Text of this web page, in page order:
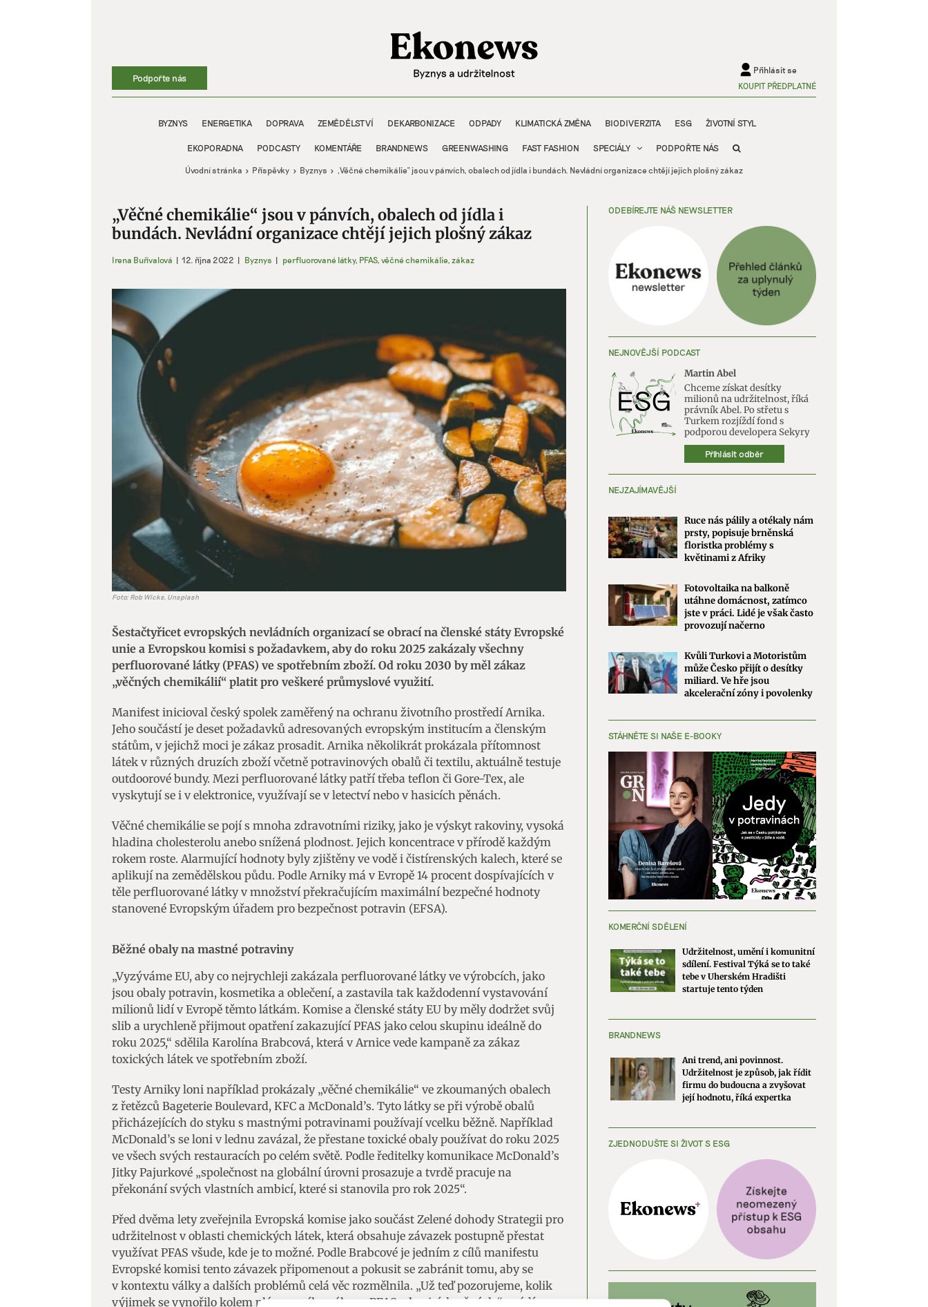
Podpořte nás
Přihlásit se
KOUPIT PŘEDPLATNÉ
BYZNYS ENERGETIKA DOPRAVA ZEMĚDĚLSTVÍ DEKARBONIZACE ODPADY KLIMATICKÁ ZMĚNA BIODIVERZITA ESG ŽIVOTNÍ STYL
EKOPORADNA PODCASTY KOMENTÁŘE BRANDNEWS GREENWASHING FAST FASHION SPECIÁLY PODPOŘTE NÁS
Úvodní stránka Příspěvky Byznys „Věčné chemikálie“ jsou v pánvích, obalech od jídla i bundách. Nevládní organizace chtějí jejich plošný zákaz
„Věčné chemikálie“ jsou v pánvích, obalech od jídla i
bundách. Nevládní organizace chtějí jejich plošný zákaz
Irena Buřívalová | 12. října 2022 | Byznys | perfluorované látky, PFAS, věčné chemikálie, zákaz
Zobrazit
větší
obrázek
Foto: Rob Wicks, Unsplash
Šestačtyřicet evropských nevládních organizací se obrací na členské státy Evropské
unie a Evropskou komisi s požadavkem, aby do roku 2025 zakázaly všechny
perfluorované látky (PFAS) ve spotřebním zboží. Od roku 2030 by měl zákaz
„věčných chemikálií“ platit pro veškeré průmyslové využití.
Manifest inicioval český spolek zaměřený na ochranu životního prostředí Arnika.
Jeho součástí je deset požadavků adresovaných evropským institucím a členským
státům, v jejichž moci je zákaz prosadit. Arnika několikrát prokázala přítomnost
látek v různých druzích zboží včetně potravinových obalů či textilu, aktuálně testuje
outdoorové bundy. Mezi perfluorované látky patří třeba teflon či Gore-Tex, ale
vyskytují se i v elektronice, využívají se v letectví nebo v hasicích pěnách.
Věčné chemikálie se pojí s mnoha zdravotními riziky, jako je výskyt rakoviny, vysoká
hladina cholesterolu anebo snížená plodnost. Jejich koncentrace v přírodě každým
rokem roste. Alarmující hodnoty byly zjištěny ve vodě i čistírenských kalech, které se
aplikují na zemědělskou půdu. Podle Arniky má v Evropě 14 procent dospívajících v
těle perfluorované látky v množství překračujícím maximální bezpečné hodnoty
stanovené Evropským úřadem pro bezpečnost potravin (EFSA).
Běžné obaly na mastné potraviny
„Vyzýváme EU, aby co nejrychleji zakázala perfluorované látky ve výrobcích, jako
jsou obaly potravin, kosmetika a oblečení, a zastavila tak každodenní vystavování
milionů lidí v Evropě těmto látkám. Komise a členské státy EU by měly dodržet svůj
slib a urychleně přijmout opatření zakazující PFAS jako celou skupinu ideálně do
roku 2025,“ sdělila Karolína Brabcová, která v Arnice vede kampaně za zákaz
toxických látek ve spotřebním zboží.
Testy Arniky loni například prokázaly „věčné chemikálie“ ve zkoumaných obalech
z řetězců Bageterie Boulevard, KFC a McDonald’s. Tyto látky se při výrobě obalů
přicházejících do styku s mastnými potravinami používají vcelku běžně. Například
McDonald’s se loni v lednu zavázal, že přestane toxické obaly používat do roku 2025
ve všech svých restauracích po celém světě. Podle ředitelky komunikace McDonald’s
Jitky Pajurkové „společnost na globální úrovni prosazuje a tvrdě pracuje na
překonání svých vlastních ambicí, které si stanovila pro rok 2025“.
Před dvěma lety zveřejnila Evropská komise jako součást Zelené dohody Strategii pro
udržitelnost v oblasti chemických látek, která obsahuje závazek postupně přestat
využívat PFAS všude, kde je to možné. Podle Brabcové je jedním z cílů manifestu
Evropské komisi tento závazek připomenout a pokusit se zabránit tomu, aby se
v kontextu války a dalších problémů celá věc rozmělnila. „Už teď pozorujeme, kolik
výjimek se vynořilo kolem plánovaného zákazu PFAS v hasicích pěnách,“ uvádí
ODEBÍREJTE NÁŠ NEWSLETTER
NEJNOVĚJŠÍ PODCAST
Martin Abel
Chceme získat desítky
milionů na udržitelnost, říká
právník Abel. Po střetu s
Turkem rozjíždí fond s
podporou developera Sekyry
Přihlásit odběr
NEJZAJÍMAVĚJŠÍ
Ruce nás pálily a otékaly nám
prsty, popisuje brněnská
floristka problémy s
květinami z Afriky
Fotovoltaika na balkoně
utáhne domácnost, zatímco
jste v práci. Lidé je však často
provozují načerno
Kvůli Turkovi a Motoristům
může Česko přijít o desítky
miliard. Ve hře jsou
akcelerační zóny i povolenky
STÁHNĚTE SI NAŠE E-BOOKY
KOMERČNÍ SDĚLENÍ
Udržitelnost, umění i komunitní
sdílení. Festival Týká se to také
tebe v Uherském Hradišti
startuje tento týden
BRANDNEWS
Ani trend, ani povinnost.
Udržitelnost je způsob, jak řídit
firmu do budoucna a zvyšovat
její hodnotu, říká expertka
ZJEDNODUŠTE SI ŽIVOT S ESG